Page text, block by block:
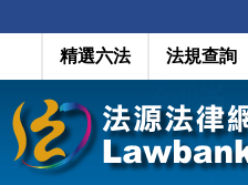
精選六法 法規查詢